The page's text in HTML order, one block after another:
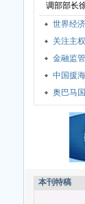
调部部长
世界经
关注主
金融监
中国援
奥巴马
本刊特稿